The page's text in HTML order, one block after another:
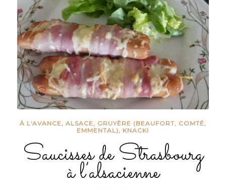
À L'AVANCE, ALSACE, GRUYÈRE (BEAUFORT, COMTÉ,
EMMENTAL), KNACKI
Saucisses de Strasbourg
à l’alsacienne